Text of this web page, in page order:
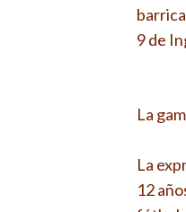
9 de
La
La
12